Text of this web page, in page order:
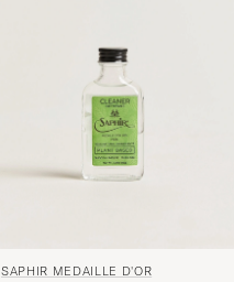
SAPHIR MEDAILLE D'OR